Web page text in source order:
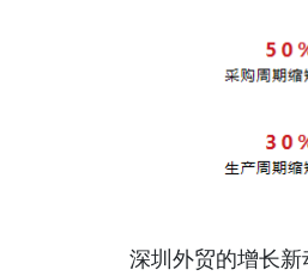
深圳外贸的增长